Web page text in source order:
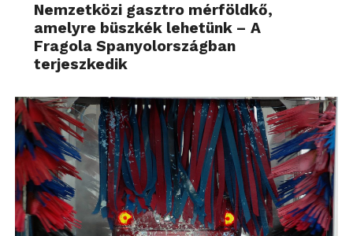
Nemzetközi gasztro mérföldkő,
amelyre büszkék lehetünk – A
Fragola Spanyolországban
terjeszkedik